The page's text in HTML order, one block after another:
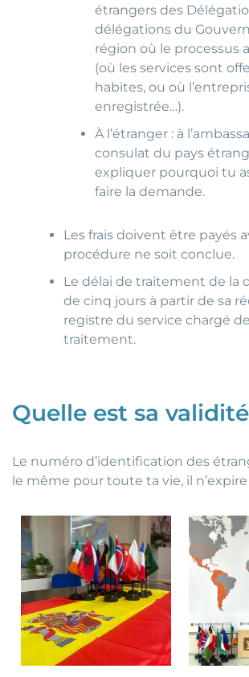
étrangers des
délégations du
région où le processus
(où les services sont
habites, ou où
enregistrée…).
À l’étranger : à
consulat du pays
expliquer pourquoi tu
faire la demande.
Les frais doivent être payés
procédure ne soit conclue.
Le délai de traitement de la
de cinq jours à partir de sa
registre du service chargé
traitement.
Quelle est sa
Le numéro d’identification des
le même pour toute ta vie, il n’expire